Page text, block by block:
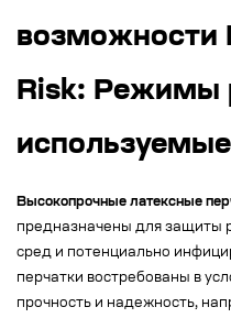
возможности
Risk: Режимы
Высокопрочные латексные
предназначены для защиты
сред и потенциально
перчатки востребованы в
прочность и надежность,